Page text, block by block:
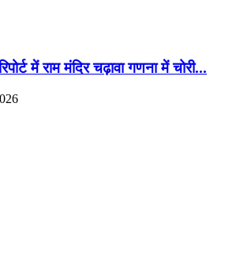
में राम मंदिर चढ़ावा गणना में चोरी...